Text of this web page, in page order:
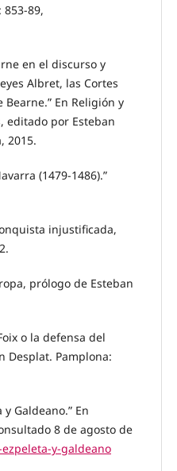
853-89,
en el discurso y
Albret, las Cortes
En Religión y
editado por Esteban
2015.
(1479-1486).”
injustificada,
prólogo de Esteban
o la defensa del
Desplat. Pamplona:
Galdeano.” En
8 de agosto de
y-galdeano